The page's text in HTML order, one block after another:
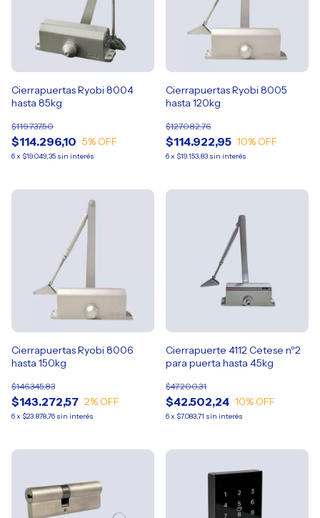
Cierrapuertas Ryobi 8004
hasta 85kg
$114.296,10
$119.737,50
5% OFF
6x $19.049,35 sin interés
Cierrapuertas Ryobi 8005
hasta 120kg
$114.922,95
$127.082,76
10% OFF
6x $19.153,83 sin interés
Cierrapuertas Ryobi 8006
hasta 150kg
$143.272,57
$146.345,83
2% OFF
6x $23.878,76 sin interés
Cierrapuerte 4112 Cetese nº2
para puerta hasta 45kg
$42.502,24
$47.200,31
10% OFF
6x $7.083,71 sin interés